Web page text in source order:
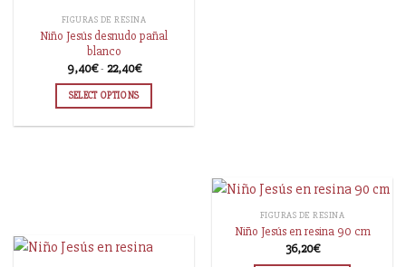
FIGURAS DE RESINA
Niño Jesús desnudo pañal
blanco
9,40€ - 22,40€
SELECT OPTIONS
FIGURAS DE RESINA
Niño Jesús en resina 90 cm
36,20€